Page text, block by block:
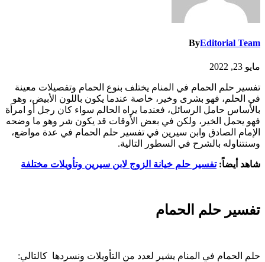
ByEditorial Team
مايو 23, 2022
تفسير حلم الحمام في المنام يختلف بنوع الحمام وتفصيلات معينة
في الحلم، فهو بشرى وخير، خاصة عندما يكون باللون الأبيض، وهو
بالأساس حامل الرسائل، فعندما يراه الحالم سواء كان رجل أو امرأة
فهو يحمل الخير، ولكن في بعض الأوقات قد يكون شر وهو ما وضحه
الإمام الصادق وابن سيرين في تفسير حلم الحمام في عدة مواضع،
وسنتناوله بالشرح في السطور التالية.
شاهد أيضاً:تفسير حلم خيانة الزوج لابن سيرين وتأويلات مختلفة
تفسير حلم الحمام
حلم الحمام في المنام يشير لعدد من التأويلات ونسردها كالتالي: